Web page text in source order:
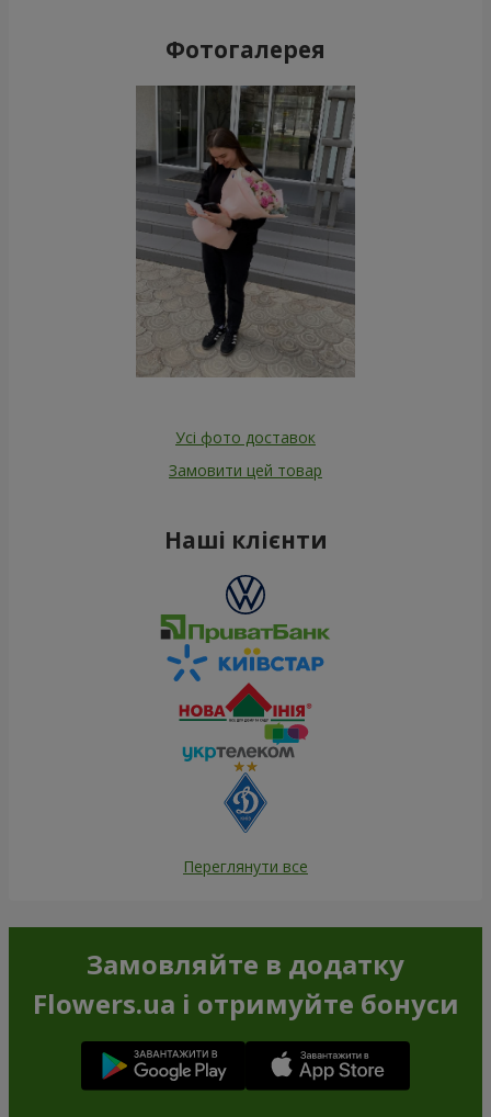
Фотогалерея
Усі фото доставок
Замовити цей товар
Наші клієнти
Переглянути все
Замовляйте в додатку
Flowers.ua і отримуйте бонуси